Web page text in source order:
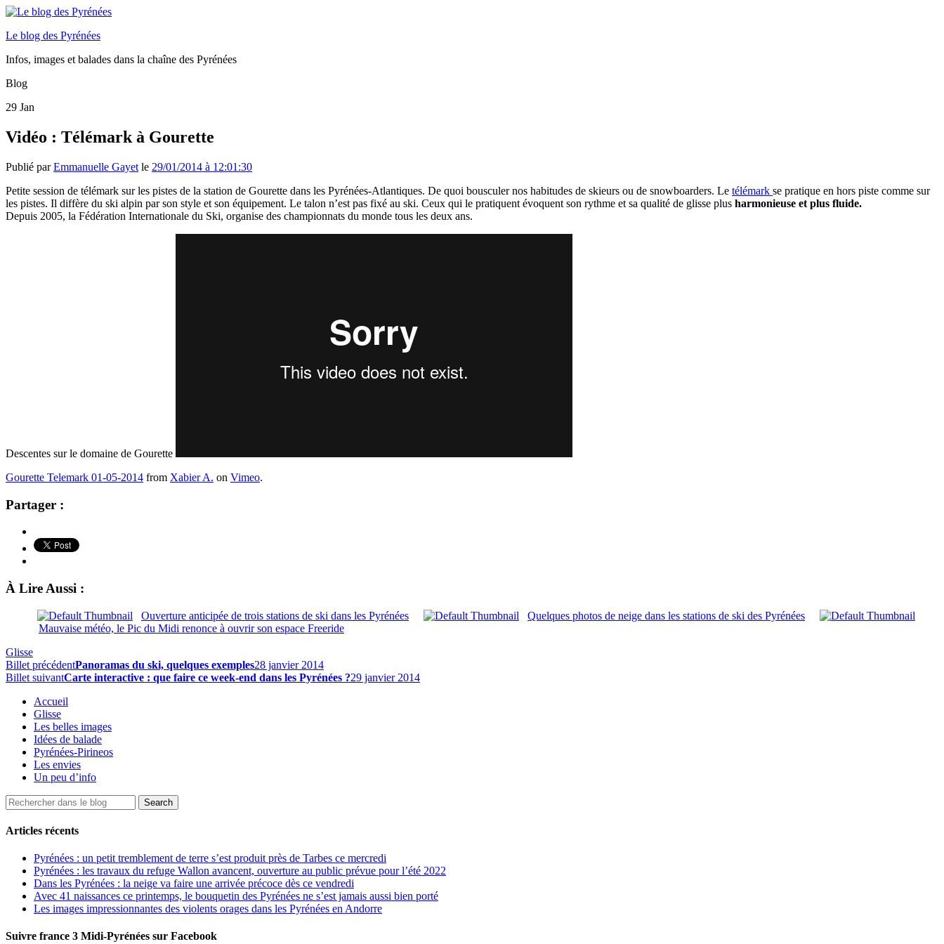
Le blog des Pyrénées
Infos, images et balades dans la chaîne des Pyrénées
Blog
29 Jan
Vidéo : Télémark à Gourette
Publié parEmmanuelle Gayet le 29/01/2014 à 12:01:30
Petite session de télémark sur les pistes de la station de Gourette dans les Pyrénées-Atlantiques. De quoi bousculer nos habitudes de skieurs ou de snowboarders. Le télémark se pratique en hors piste comme sur
les pistes. Il diffère du ski alpin par son style et son équipement. Le talon n’est pas fixé au ski. Ceux qui le pratiquent évoquent son rythme et sa qualité de glisse plus harmonieuse et plus fluide.
Depuis 2005, la Fédération Internationale du Ski, organise des championnats du monde tous les deux ans.
Descentes sur le domaine de Gourette
Gourette Telemark 01-05-2014 from Xabier A. on Vimeo.
Partager :
À Lire Aussi :
Ouverture anticipée de trois stations de ski dans les Pyrénées
Quelques photos de neige dans les stations de ski des Pyrénées
Mauvaise météo, le Pic du Midi renonce à ouvrir son espace Freeride
Glisse
Billet précédentPanoramas du ski, quelques exemples28 janvier 2014
Billet suivantCarte interactive : que faire ce week-end dans les Pyrénées ?29 janvier 2014
Accueil
Glisse
Les belles images
Idées de balade
Pyrénées-Pirineos
Les envies
Un peu d’info
Articles récents
Pyrénées : un petit tremblement de terre s’est produit près de Tarbes ce mercredi
Pyrénées : les travaux du refuge Wallon avancent, ouverture au public prévue pour l’été 2022
Dans les Pyrénées : la neige va faire une arrivée précoce dès ce vendredi
Avec 41 naissances ce printemps, le bouquetin des Pyrénées ne s’est jamais aussi bien porté
Les images impressionnantes des violents orages dans les Pyrénées en Andorre
Suivre france 3 Midi-Pyrénées sur Facebook